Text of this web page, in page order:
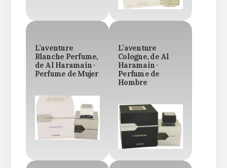
L’aventure
Blanche Perfume,
de Al Haramain ·
Perfume de Mujer
L’aventure
Cologne, de Al
Haramain ·
Perfume de
Hombre